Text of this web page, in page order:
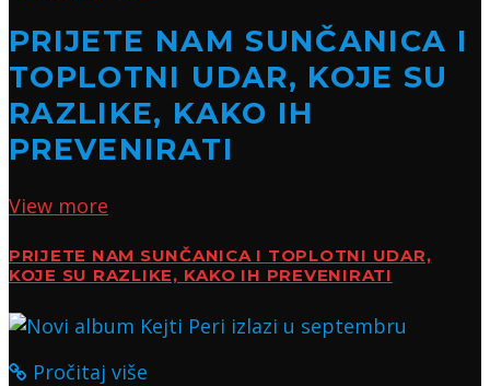
PRIJETE NAM SUNČANICA I
TOPLOTNI UDAR, KOJE SU
RAZLIKE, KAKO IH
PREVENIRATI
View more
PRIJETE NAM SUNČANICA I TOPLOTNI UDAR,
KOJE SU RAZLIKE, KAKO IH PREVENIRATI
Pročitaj više